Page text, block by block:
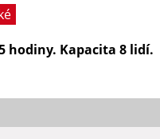
hodiny. Kapacita 8 lidí.